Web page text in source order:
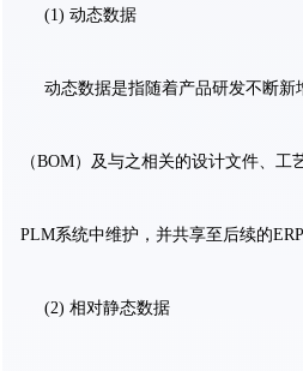
(1) 动态数据
动态数据是指随着产品研发不断新
（BOM）及与之相关的设计文件、
PLM系统中维护，并共享至后续的ERP
(2) 相对静态数据